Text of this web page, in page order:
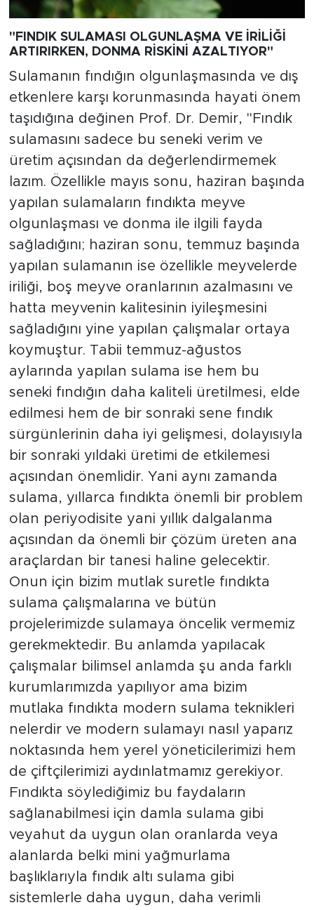
"FINDIK SULAMASI OLGUNLAŞMA VE İRİLİĞİ
ARTIRIRKEN, DONMA RİSKİNİ AZALTIYOR"
Sulamanın fındığın olgunlaşmasında ve dış
etkenlere karşı korunmasında hayati önem
taşıdığına değinen Prof. Dr. Demir, "Fındık
sulamasını sadece bu seneki verim ve
üretim açısından da değerlendirmemek
lazım. Özellikle mayıs sonu, haziran başında
yapılan sulamaların fındıkta meyve
olgunlaşması ve donma ile ilgili fayda
sağladığını; haziran sonu, temmuz başında
yapılan sulamanın ise özellikle meyvelerde
iriliği, boş meyve oranlarının azalmasını ve
hatta meyvenin kalitesinin iyileşmesini
sağladığını yine yapılan çalışmalar ortaya
koymuştur. Tabii temmuz-ağustos
aylarında yapılan sulama ise hem bu
seneki fındığın daha kaliteli üretilmesi, elde
edilmesi hem de bir sonraki sene fındık
sürgünlerinin daha iyi gelişmesi, dolayısıyla
bir sonraki yıldaki üretimi de etkilemesi
açısından önemlidir. Yani aynı zamanda
sulama, yıllarca fındıkta önemli bir problem
olan periyodisite yani yıllık dalgalanma
açısından da önemli bir çözüm üreten ana
araçlardan bir tanesi haline gelecektir.
Onun için bizim mutlak suretle fındıkta
sulama çalışmalarına ve bütün
projelerimizde sulamaya öncelik vermemiz
gerekmektedir. Bu anlamda yapılacak
çalışmalar bilimsel anlamda şu anda farklı
kurumlarımızda yapılıyor ama bizim
mutlaka fındıkta modern sulama teknikleri
nelerdir ve modern sulamayı nasıl yaparız
noktasında hem yerel yöneticilerimizi hem
de çiftçilerimizi aydınlatmamız gerekiyor.
Fındıkta söylediğimiz bu faydaların
sağlanabilmesi için damla sulama gibi
veyahut da uygun olan oranlarda veya
alanlarda belki mini yağmurlama
başlıklarıyla fındık altı sulama gibi
sistemlerle daha uygun, daha verimli